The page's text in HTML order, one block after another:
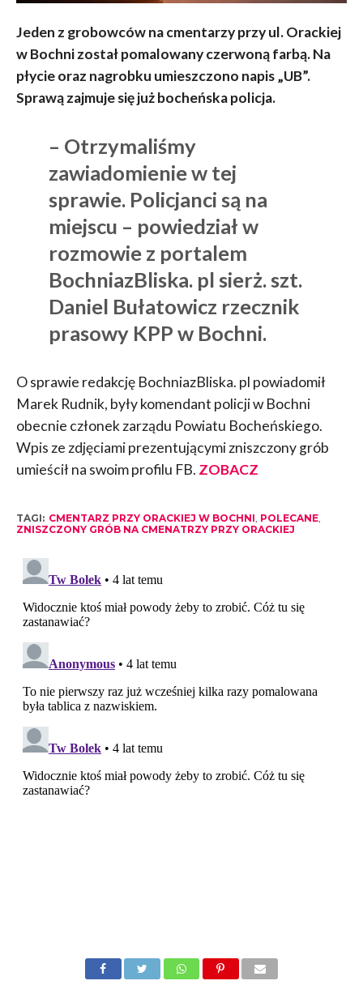
Jeden z grobowców na cmentarzy przy ul. Orackiej
w Bochni został pomalowany czerwoną farbą. Na
płycie oraz nagrobku umieszczono napis „UB”.
Sprawą zajmuje się już bocheńska policja.
– Otrzymaliśmy
zawiadomienie w tej
sprawie. Policjanci są na
miejscu – powiedział w
rozmowie z portalem
BochniazBliska. pl sierż. szt.
Daniel Bułatowicz rzecznik
prasowy KPP w Bochni.
O sprawie redakcję BochniazBliska. pl powiadomił
Marek Rudnik, były komendant policji w Bochni
obecnie członek zarządu Powiatu Bocheńskiego.
Wpis ze zdjęciami prezentującymi zniszczony grób
umieścił na swoim profilu FB. ZOBACZ
TAGI: CMENTARZ PRZY ORACKIEJ W BOCHNI POLECANE,
ZNISZCZONY GRÓB NA CMENATRZY PRZY ORACKIEJ